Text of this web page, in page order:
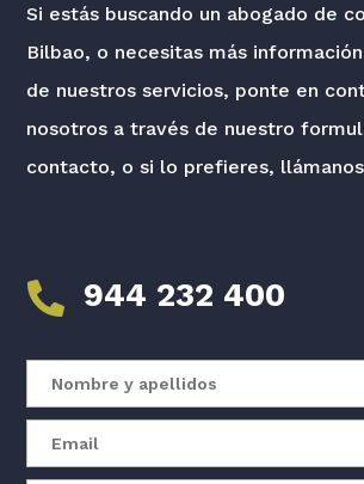
Si estás buscando un abogado de
Bilbao, o necesitas más
de nuestros servicios, ponte en
nosotros a través de nuestro
contacto, o si lo prefieres,
 944 232 400